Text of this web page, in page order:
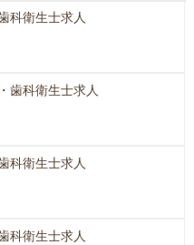
科衛生士求人
歯科衛生士求人
科衛生士求人
科衛生士求人